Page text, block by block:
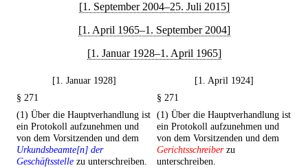
[1. September 2004–25. Juli 2015]
[1. April 1965–1. September 2004]
[1. Januar 1928–1. April 1965]
[1. Januar 1928]
[1. April 1924]
§ 271
§ 271
(1) Über die Hauptverhandlung ist
ein Protokoll aufzunehmen und
von dem Vorsitzenden und dem
Urkundsbeamte[n] der
Geschäftsstelle zu unterschreiben.
(1) Über die Hauptverhandlung ist
ein Protokoll aufzunehmen und
von dem Vorsitzenden und dem
Gerichtsschreiberzu
unterschreiben.